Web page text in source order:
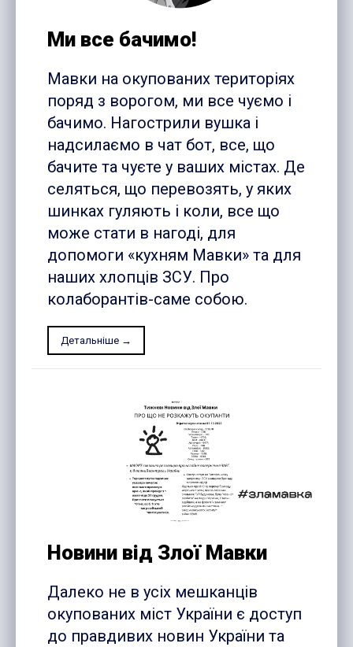
Ми все бачимо!
Мавки на окупованих територіях
поряд з ворогом, ми все чуємо і
бачимо. Нагострили вушка і
надсилаємо в чат бот, все, що
бачите та чуєте у ваших містах. Де
селяться, що перевозять, у яких
шинках гуляють і коли, все що
може стати в нагоді, для
допомоги «кухням Мавки» та для
наших хлопців ЗСУ. Про
колаборантів-саме собою.
Детальніше →
Новини від Злої Мавки
Далеко не в усіх мешканців
окупованих міст України є доступ
до правдивих новин України та